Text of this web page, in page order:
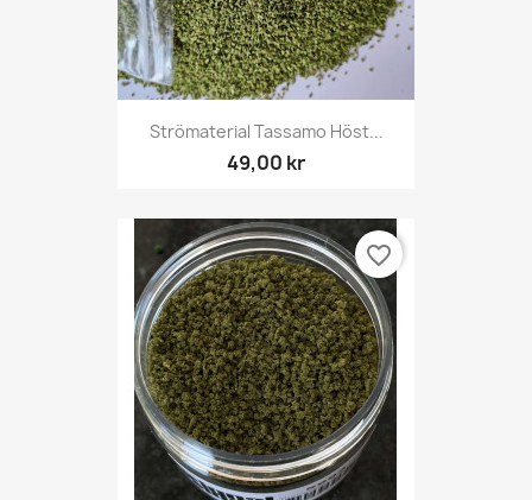
Strömaterial Tassamo Höst...
49,00 kr
favorite_border